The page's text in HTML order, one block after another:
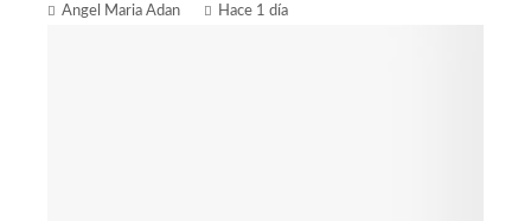
Angel Maria Adan Hace 1 día